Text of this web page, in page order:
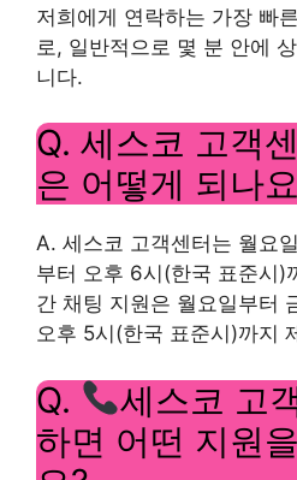
저희에게 연락하는 가장 빠
로, 일반적으로 몇 분 안에
니다.
Q. 세스코 고객
은 어떻게 되나
A. 세스코 고객센터는 월요
부터 오후 6시(한국 표준시)
간 채팅 지원은 월요일부터
오후 5시(한국 표준시)까지
Q.
세스코 고
하면 어떤 지원